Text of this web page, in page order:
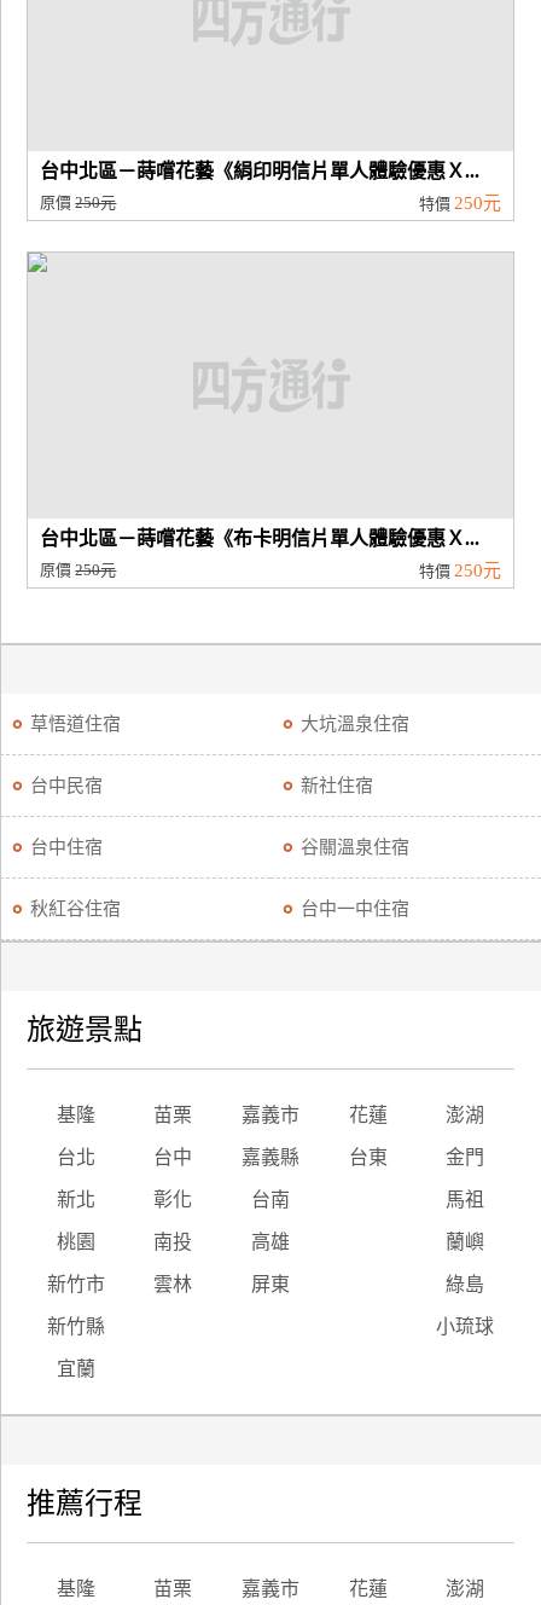
台中北區－蒔嚐花藝《絹印明信片單人體驗優惠Ｘ...
原價250元 特價 250元
台中北區－蒔嚐花藝《布卡明信片單人體驗優惠Ｘ...
原價250元 特價 250元
草悟道住宿 大坑溫泉住宿
台中民宿 新社住宿
台中住宿 谷關溫泉住宿
秋紅谷住宿 台中一中住宿
旅遊景點
基隆 苗栗 嘉義市 花蓮 澎湖
台北 台中 嘉義縣 台東 金門
新北 彰化 台南 馬祖
桃園 南投 高雄 蘭嶼
新竹市 雲林 屏東 綠島
新竹縣 小琉球
宜蘭
推薦行程
基隆 苗栗 嘉義市 花蓮 澎湖